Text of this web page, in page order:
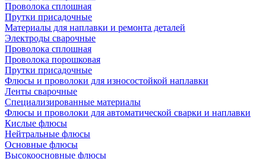
Проволока сплошная
Прутки присадочные
Материалы для наплавки и ремонта деталей
Электроды сварочные
Проволока сплошная
Проволока порошковая
Прутки присадочные
Флюсы и проволоки для износостойкой наплавки
Ленты сварочные
Специализированные материалы
Флюсы и проволоки для автоматической сварки и наплавки
Кислые флюсы
Нейтральные флюсы
Основные флюсы
Высокоосновные флюсы